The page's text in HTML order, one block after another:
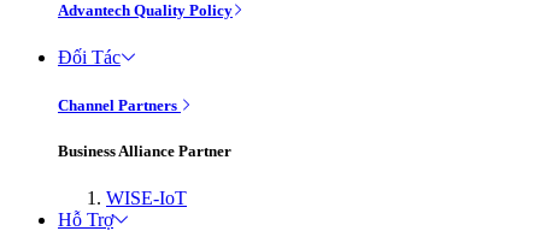
Advantech Quality Policy
Đối Tác
Channel Partners
Business Alliance Partner
WISE-IoT
Hỗ Trợ